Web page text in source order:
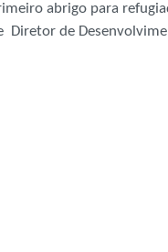
abrigo para
Diretor de